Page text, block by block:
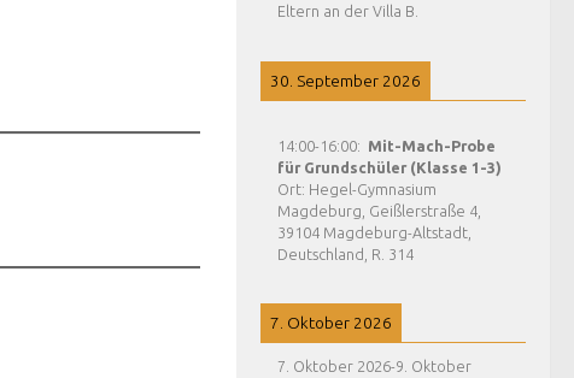
Eltern an der Villa B.
30. September 2026
14:00- 16:00: Mit-Mach-Probe
für Grundschüler (Klasse 1-3)
Ort: Hegel-Gymnasium
Magdeburg, Geißlerstraße 4,
39104 Magdeburg-Altstadt,
Deutschland, R. 314
7. Oktober 2026
7. Oktober 2026-9. Oktober